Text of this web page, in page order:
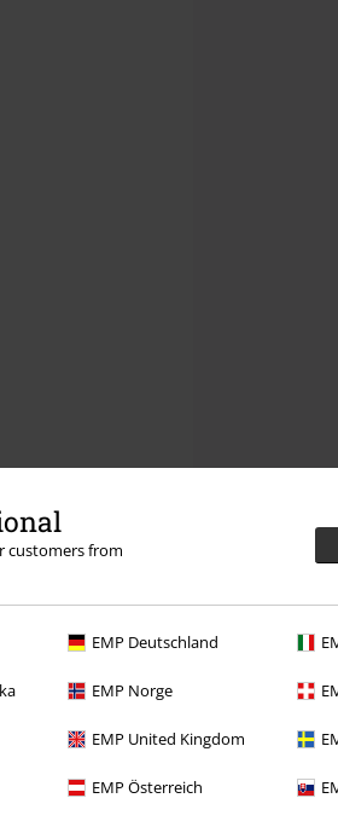
customers from
EMP Deutschland
EMP Norge
EMP United Kingdom
EMP Österreich